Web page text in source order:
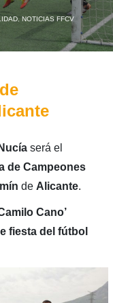
, NOTICIAS FFCV
será el
de Campeones
de Alicante.
Cano’
fiesta del fútbol